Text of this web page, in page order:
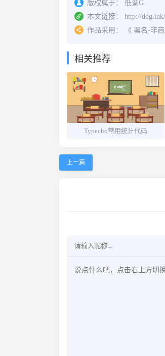
版权属于：
低调G
本文链接：
http://
作品采用：
《 署名-非
相关推荐
Typecho常用统计代码
上一篇